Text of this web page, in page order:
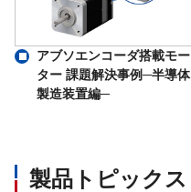
アブソエンコーダ搭載モー
ター 課題解決事例─半導体
製造装置編─
製品トピックス